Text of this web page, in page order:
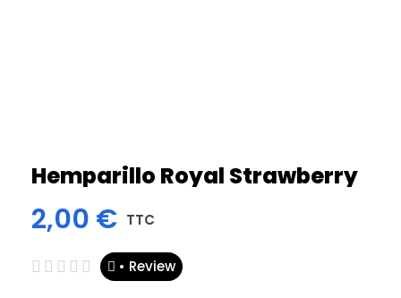
Hemparillo Royal Strawberry
2,00 € TTC
     • Review